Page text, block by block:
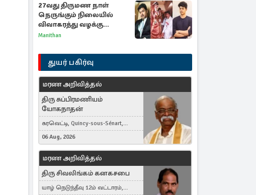
27வது திருமண நாள்
நெருங்கும் நிலையில்
விவாகரத்து வழக்கு
வாபஸ்! விஜய்யுடன்
Manithan
துயர் பகிர்வு
மரண அறிவித்தல்
திரு சுப்பிரமணியம்
யோகநாதன்
கரவெட்டி, Quincy-sous-Sénart,
France
06 Aug, 2026
மரண அறிவித்தல்
திரு சிவலிங்கம் கனகசபை
யாழ் நெடுந்தீவு 12ம் வட்டாரம்,